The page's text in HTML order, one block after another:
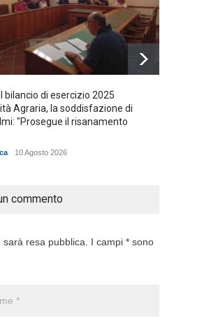
bilancio di esercizio 2025
Agraria, la soddisfazione di
"Prosegue il risanamento
10 Agosto 2026
commento
sarà resa pubblica. I campi * sono